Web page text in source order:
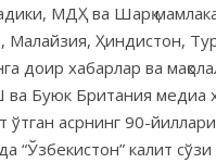
МДҲ ва Шарқ
Малайзия, Ҳиндистон,
доир хабарлар ва
Буюк Британия медиа
ўтган асрнинг 90-
“Ўзбекистон” калит